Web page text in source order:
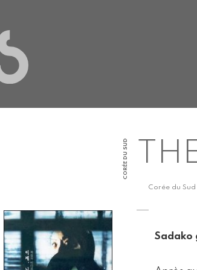
CORÉE DU SUD
Corée du Sud
Sadako